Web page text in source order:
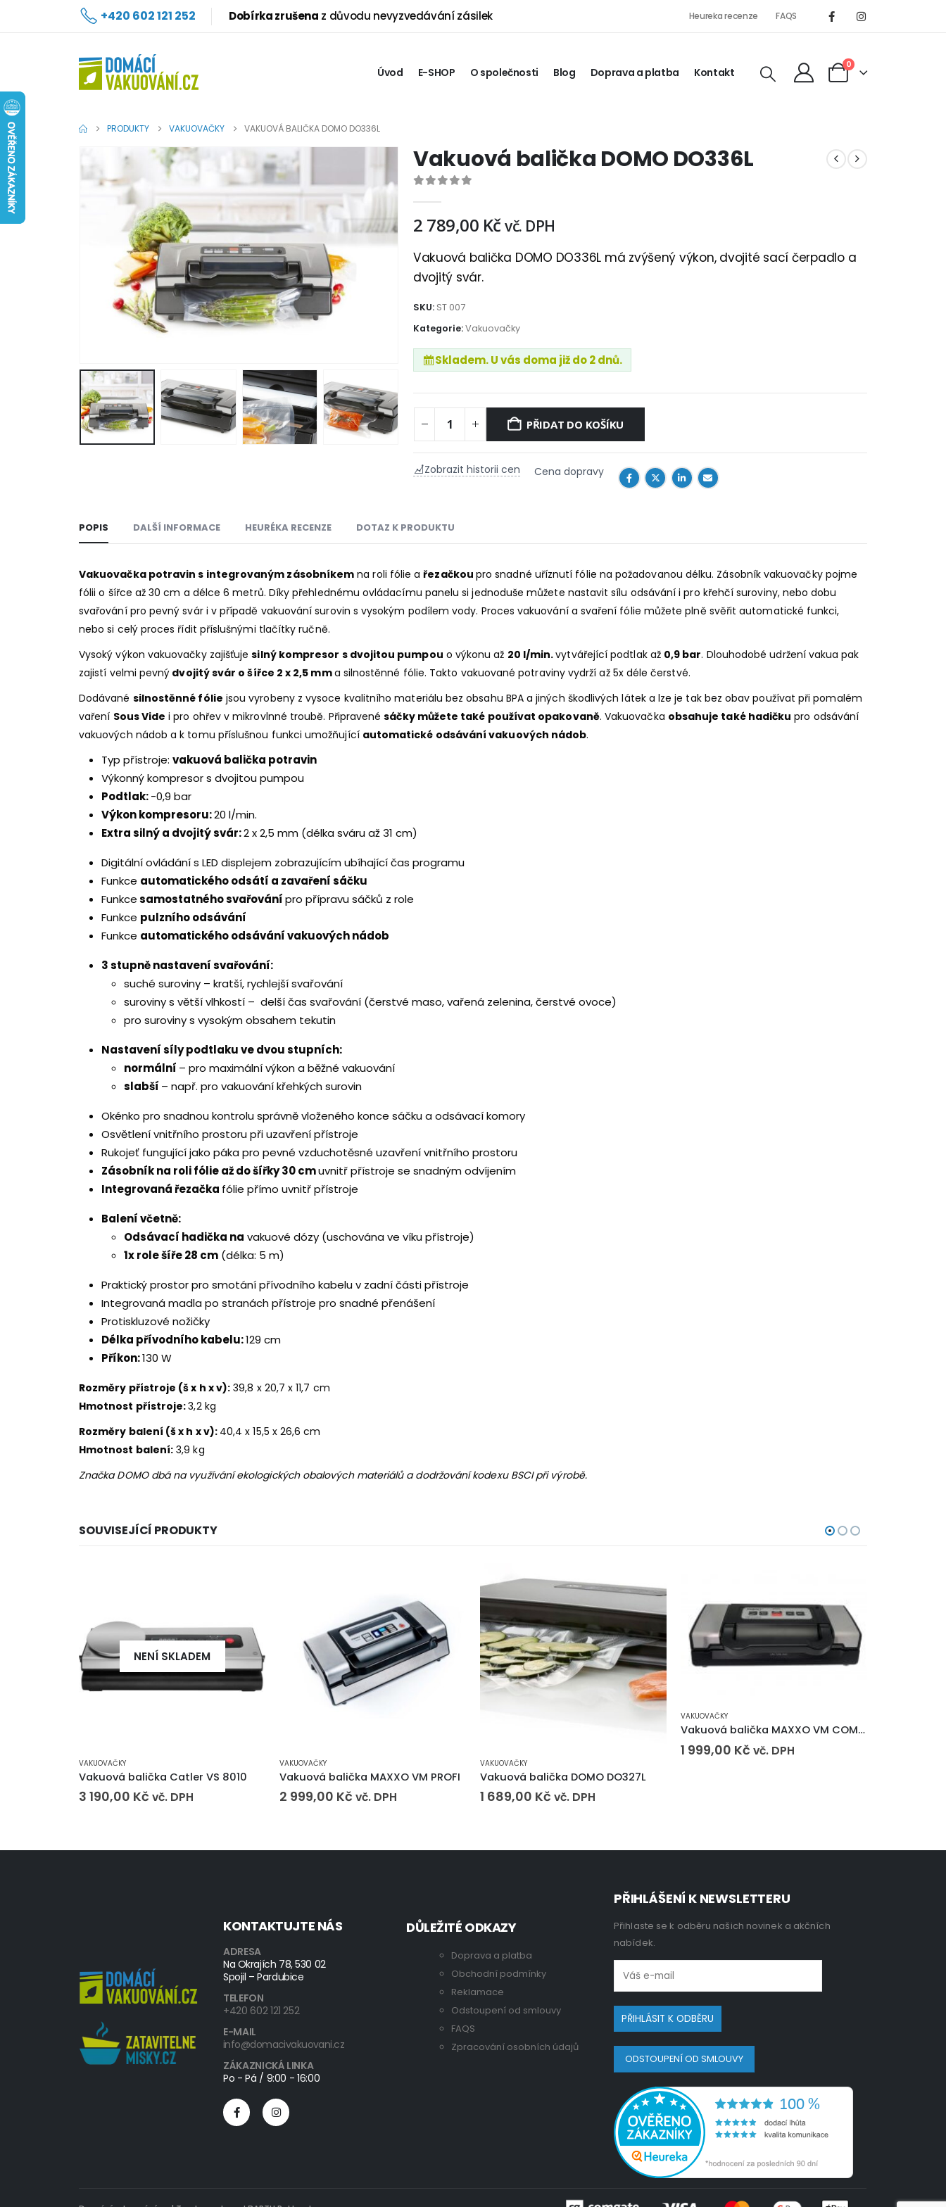
+420 602 121 252 Dobírka zrušena z důvodu nevyzvedávání zásilek Heureka recenze FAQS
Úvod E-SHOP O společnosti Blog Doprava a platba Kontakt
0
PRODUKTY VAKUOVAČKY VAKUOVÁ BALIČKA DOMO DO336L
Vakuová balička DOMO DO336L
2 789,00 Kčvč. DPH
Vakuová balička DOMO DO336L má zvýšený výkon, dvojité sací čerpadlo a
dvojitý svár.
SKU: ST 007
Kategorie:Vakuovačky
Skladem. U vás doma již do 2 dnů.
PŘIDAT DO KOŠÍKU
Zobrazit historii cen Cena dopravy
POPIS DALŠÍ INFORMACE HEURÉKA RECENZE DOTAZ K PRODUKTU
Vakuovačka potravin s integrovaným zásobníkem na roli fólie ařezačkou pro snadné uříznutí fólie na požadovanou délku. Zásobník vakuovačky pojme
fólii o šířce až 30 cm a délce 6 metrů. Díky přehlednému ovládacímu panelu si jednoduše můžete nastavit sílu odsávání i pro křehčí suroviny, nebo dobu
svařování pro pevný svár i v případě vakuování surovin s vysokým podílem vody. Proces vakuování a svaření fólie můžete plně svěřit automatické funkci,
nebo si celý proces řídit příslušnými tlačítky ručně.
Vysoký výkon vakuovačky zajišťujesilný kompresor s dvojitou pumpou o výkonu až 20 l/min.vytvářející podtlak až 0,9 bar. Dlouhodobé udržení vakua pak
zajistí velmi pevný dvojitý svár o šířce 2 x 2,5 mma silnostěnné fólie. Takto vakuované potraviny vydrží až 5x déle čerstvé.
Dodávané silnostěnné fólie jsou vyrobeny z vysoce kvalitního materiálu bez obsahu BPA a jiných škodlivých látek a lze je tak bez obav používat při pomalém
vaření Sous Vide i pro ohřev v mikrovlnné troubě. Připravenésáčky můžete také používat opakovaně. Vakuovačka obsahuje také hadičku pro odsávání
vakuových nádob a k tomu příslušnou funkci umožňující automatické odsávání vakuových nádob.
Typ přístroje: vakuová balička potravin
Výkonný kompresor s dvojitou pumpou
Podtlak:-0,9 bar
Výkon kompresoru:20 l/min.
Extra silný a dvojitý svár:2 x 2,5 mm (délka sváru až 31 cm)
Digitální ovládání s LED displejem zobrazujícím ubíhající čas programu
Funkce automatického odsátí a zavaření sáčku
Funkcesamostatného svařovánípro přípravu sáčků z role
Funkce pulzního odsávání
Funkce automatického odsávání vakuových nádob
3 stupně nastavení svařování:
suché suroviny – kratší, rychlejší svařování
suroviny s větší vlhkostí – delší čas svařování (čerstvé maso, vařená zelenina, čerstvé ovoce)
pro suroviny s vysokým obsahem tekutin
Nastavení síly podtlaku ve dvou stupních:
normální – pro maximální výkon a běžné vakuování
slabší – např. pro vakuování křehkých surovin
Okénko pro snadnou kontrolu správně vloženého konce sáčku a odsávací komory
Osvětlení vnitřního prostoru při uzavření přístroje
Rukojeť fungující jako páka pro pevné vzduchotěsné uzavření vnitřního prostoru
Zásobník na roli fólie až do šířky 30 cmuvnitř přístroje se snadným odvíjením
Integrovaná řezačka fólie přímo uvnitř přístroje
Balení včetně:
Odsávací hadička na vakuové dózy (uschována ve víku přístroje)
1x role šíře 28 cm (délka: 5 m)
Praktický prostor pro smotání přívodního kabelu v zadní části přístroje
Integrovaná madla po stranách přístroje pro snadné přenášení
Protiskluzové nožičky
Délka přívodního kabelu:129 cm
Příkon:130 W
Rozměry přístroje (š x h x v): 39,8 x 20,7 x 11,7 cm
Hmotnost přístroje:3,2 kg
Rozměry balení (š x h x v): 40,4 x 15,5 x 26,6 cm
Hmotnost balení: 3,9 kg
Značka DOMO dbá na využívání ekologických obalových materiálů a dodržování kodexu BSCI při výrobě.
SOUVISEJÍCÍ PRODUKTY
NENÍ SKLADEM
VAKUOVAČKY
Vakuová balička Catler VS 8010
3 190,00 Kč vč. DPH
VAKUOVAČKY
Vakuová balička MAXXO VM PROFI
2 999,00 Kč vč. DPH
VAKUOVAČKY
Vakuová balička DOMO DO327L
1 689,00 Kč vč. DPH
VAKUOVAČKY
Vakuová balička MAXXO VM COMFORT
1 999,00 Kč vč. DPH
KONTAKTUJTE NÁS
ADRESA
Na Okrajích 78, 530 02
Spojil – Pardubice
TELEFON
+420 602 121 252
E-MAIL
info@domacivakuovani.cz
ZÁKAZNICKÁ LINKA
Po - Pá / 9:00 - 16:00
DŮLEŽITÉ ODKAZY
Doprava a platba
Obchodní podmínky
Reklamace
Odstoupení od smlouvy
FAQS
Zpracování osobních údajů
PŘIHLÁŠENÍ K NEWSLETTERU
Přihlaste se k odběru našich novinek a akčních
nabídek.
ODSTOUPENÍ OD SMLOUVY